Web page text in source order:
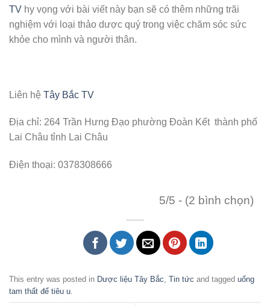
TV hy vọng với bài viết này bạn sẽ có thêm những trãi
nghiệm với loại thảo dược quý trong việc chăm sóc sức
khỏe cho mình và người thân.
Liên hệ Tây Bắc TV
Địa chỉ: 264 Trần Hưng Đạo phường Đoàn Kết thành phố
Lai Châu tỉnh Lai Châu
Điện thoại: 0378308666
5/5 - (2 bình chọn)
This entry was posted in Dược liệu Tây Bắc Tin tức and tagged uống
tam thất để tiêu u